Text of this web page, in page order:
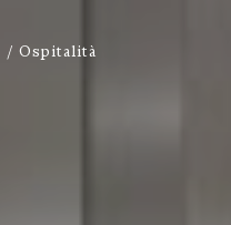
Ospitalità